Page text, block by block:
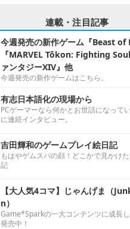
連載・注目記事
今週発売の新作ゲーム『Beast of
『MARVEL Tōkon: Fighting
ァンタジーXIV』他
今週発売の新作ゲームはこちら。
有志日本語化の現場から
PCゲーマーなら何かとお世話になって
に連続インタビュー。
吉田輝和のゲームプレイ絵日記
もはやゲムスパの顔！どこかで見かけ
記
【大人気4コマ】じゃんげま（
n）
Game*Sparkの一大コンテンツに成長
発売中！